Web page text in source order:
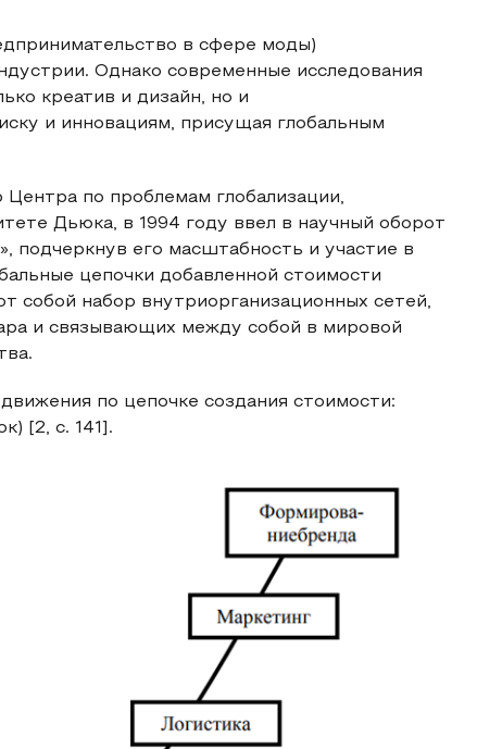
в сфере моды)
Однако современные исследования
креатив и дизайн, но и
и инновациям, присущая глобальным
по проблемам глобализации,
Дьюка, в 1994 году ввел в научный оборот
подчеркнув его масштабность и участие в
цепочки добавленной стоимости
набор внутриорганизационных сетей,
и связывающих между собой в мировой
по цепочке создания стоимости:
[2, с. 141].